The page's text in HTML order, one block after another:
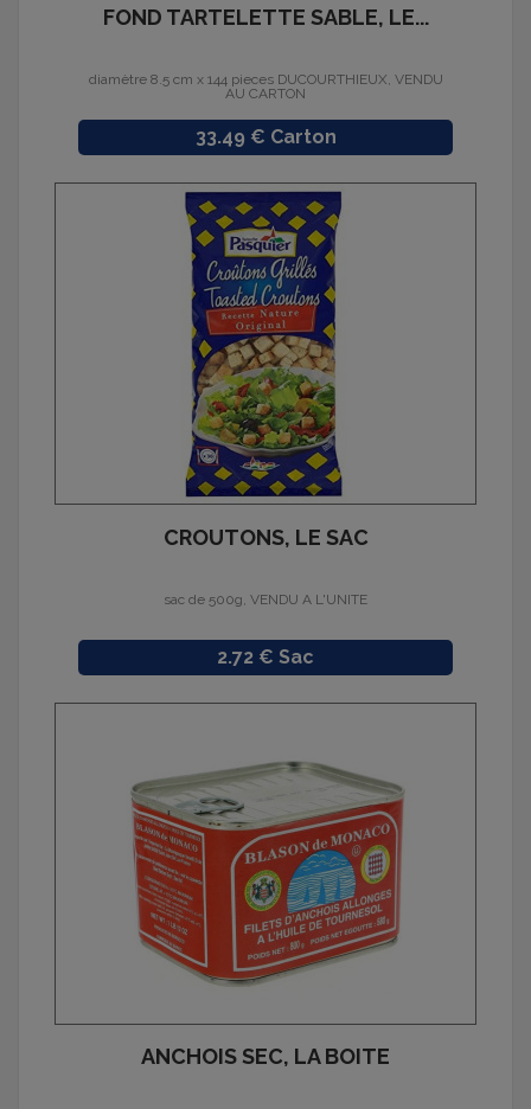
FOND TARTELETTE SABLE, LE...
diamètre 8.5 cm x 144 pieces DUCOURTHIEUX, VENDU
AU CARTON
Prix
33.49 € Carton
CROUTONS, LE SAC
sac de 500g, VENDU A L'UNITE
Prix
2.72 € Sac
ANCHOIS SEC, LA BOITE